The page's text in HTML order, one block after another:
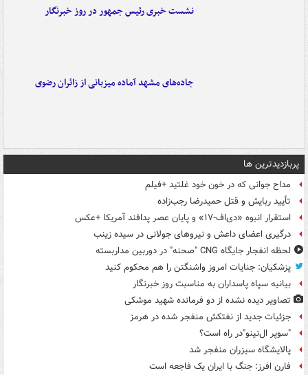
نشست خبری رئیس جمهور در روز خبرنگار
جاده‌های مشهد آماده میزبانی از زائران رضوی
پربازدیدترین ها
مداح جوانی که در خون خود غلتید +فیلم
تأیید ربایش و قتل حمیدرضا رجب‌زاده
استقرار انبوه «دی‌اف‑۱۷» و پایان عصر پدافند آمریکا +عکس
درگیری اعضای داعش و نیروهای جولانی در سیده زینب
لحظه انفجار جایگاه CNG "صحنه" در دوربین مداربسته
پزشکیان: جنایات امروز واشنگتن را هم محکوم کنید
بیانیه سپاه پاسداران به مناسبت روز خبرنگار
تصاویر دیده‌ نشده از دو فرمانده شهید موشکی
جزئیات جدید از نفتکش منفجر شده در هرمز
"سوپر ال‌نینو"در راه است؟
پالایشگاه سیزران منفجر شد
فارن افرز: جنگ با ایران یک فاجعه است